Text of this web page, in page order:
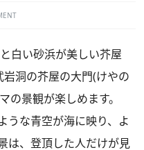
白い砂浜が美しい芥屋
洞の芥屋の大門(けやの
の景観が楽しめます。
うな青空が海に映り、よ
は、登頂した人だけが見